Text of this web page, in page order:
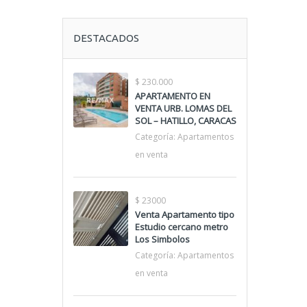
DESTACADOS
$ 230.000
APARTAMENTO EN
VENTA URB. LOMAS DEL
SOL – HATILLO, CARACAS
Categoría: Apartamentos
en venta
$ 23000
Venta Apartamento tipo
Estudio cercano metro
Los Simbolos
Categoría: Apartamentos
en venta